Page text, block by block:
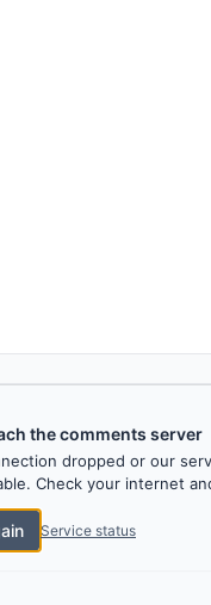
the comments server
dropped or our
Check your internet
Service status